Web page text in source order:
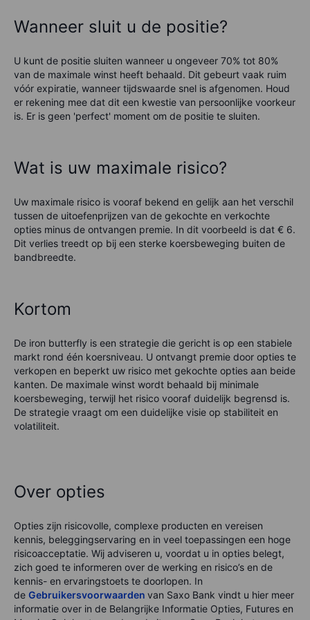
Wanneer sluit u de positie?
U kunt de positie sluiten wanneer u ongeveer 70% tot 80%
van de maximale winst heeft behaald. Dit gebeurt vaak ruim
vóór expiratie, wanneer tijdswaarde snel is afgenomen. Houd
er rekening mee dat dit een kwestie van persoonlijke voorkeur
is. Er is geen 'perfect' moment om de positie te sluiten.
Wat is uw maximale risico?
Uw maximale risico is vooraf bekend en gelijk aan het verschil
tussen de uitoefenprijzen van de gekochte en verkochte
opties minus de ontvangen premie. In dit voorbeeld is dat € 6.
Dit verlies treedt op bij een sterke koersbeweging buiten de
bandbreedte.
Kortom
De iron butterfly is een strategie die gericht is op een stabiele
markt rond één koersniveau. U ontvangt premie door opties te
verkopen en beperkt uw risico met gekochte opties aan beide
kanten. De maximale winst wordt behaald bij minimale
koersbeweging, terwijl het risico vooraf duidelijk begrensd is.
De strategie vraagt om een duidelijke visie op stabiliteit en
volatiliteit.
Over opties
Opties zijn risicovolle, complexe producten en vereisen
kennis, beleggingservaring en in veel toepassingen een hoge
risicoacceptatie. Wij adviseren u, voordat u in opties belegt,
zich goed te informeren over de werking en risico’s en de
kennis- en ervaringstoets te doorlopen. In
de Gebruikersvoorwaarden van Saxo Bank vindt u hier meer
informatie over in de Belangrijke Informatie Opties, Futures en